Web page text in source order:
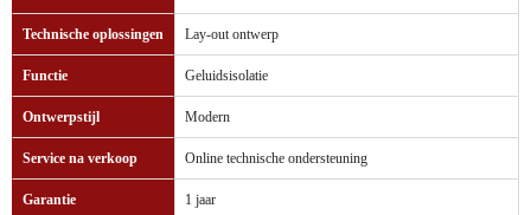
Technische oplossingen Lay-out ontwerp
Functie Geluidsisolatie
Ontwerpstijl Modern
Service na verkoop Online technische ondersteuning
Garantie 1 jaar